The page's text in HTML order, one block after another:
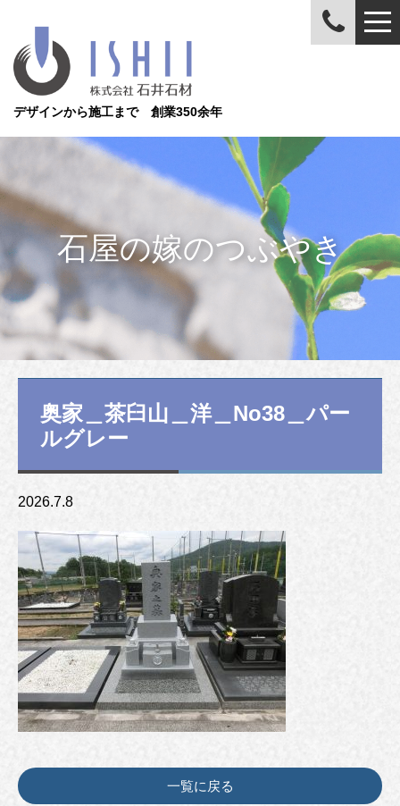
デザインから施工まで 創業350余年
石屋の嫁のつぶやき
奥家＿茶臼山＿洋＿No38＿パー
ルグレー
2026.7.8
一覧に戻る